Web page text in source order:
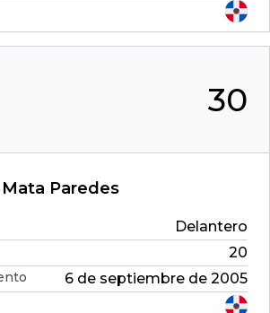
30
Paredes
Delantero
20
6 de septiembre de 2005